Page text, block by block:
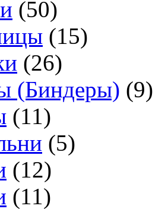
(50)
(15)
(26)
(Биндеры) (9)
(11)
(5)
(12)
(11)